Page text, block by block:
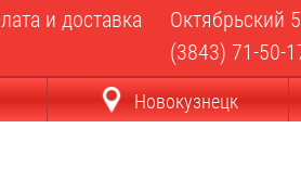
и доставка
Октябрьский
(3843) 71-50-
Новокузнецк